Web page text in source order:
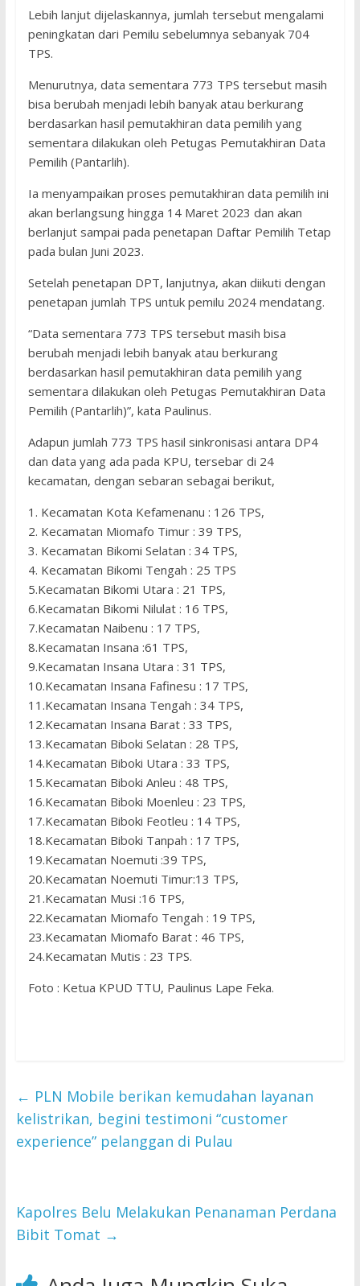
Lebih lanjut dijelaskannya, jumlah tersebut mengalami
peningkatan dari Pemilu sebelumnya sebanyak 704
TPS.
Menurutnya, data sementara 773 TPS tersebut masih
bisa berubah menjadi lebih banyak atau berkurang
berdasarkan hasil pemutakhiran data pemilih yang
sementara dilakukan oleh Petugas Pemutakhiran Data
Pemilih (Pantarlih).
Ia menyampaikan proses pemutakhiran data pemilih ini
akan berlangsung hingga 14 Maret 2023 dan akan
berlanjut sampai pada penetapan Daftar Pemilih Tetap
pada bulan Juni 2023.
Setelah penetapan DPT, lanjutnya, akan diikuti dengan
penetapan jumlah TPS untuk pemilu 2024 mendatang.
“Data sementara 773 TPS tersebut masih bisa
berubah menjadi lebih banyak atau berkurang
berdasarkan hasil pemutakhiran data pemilih yang
sementara dilakukan oleh Petugas Pemutakhiran Data
Pemilih (Pantarlih)”, kata Paulinus.
Adapun jumlah 773 TPS hasil sinkronisasi antara DP4
dan data yang ada pada KPU, tersebar di 24
kecamatan, dengan sebaran sebagai berikut,
1. Kecamatan Kota Kefamenanu : 126 TPS,
2. Kecamatan Miomafo Timur : 39 TPS,
3. Kecamatan Bikomi Selatan : 34 TPS,
4. Kecamatan Bikomi Tengah : 25 TPS
5.Kecamatan Bikomi Utara : 21 TPS,
6.Kecamatan Bikomi Nilulat : 16 TPS,
7.Kecamatan Naibenu : 17 TPS,
8.Kecamatan Insana :61 TPS,
9.Kecamatan Insana Utara : 31 TPS,
10.Kecamatan Insana Fafinesu : 17 TPS,
11.Kecamatan Insana Tengah : 34 TPS,
12.Kecamatan Insana Barat : 33 TPS,
13.Kecamatan Biboki Selatan : 28 TPS,
14.Kecamatan Biboki Utara : 33 TPS,
15.Kecamatan Biboki Anleu : 48 TPS,
16.Kecamatan Biboki Moenleu : 23 TPS,
17.Kecamatan Biboki Feotleu : 14 TPS,
18.Kecamatan Biboki Tanpah : 17 TPS,
19.Kecamatan Noemuti :39 TPS,
20.Kecamatan Noemuti Timur:13 TPS,
21.Kecamatan Musi :16 TPS,
22.Kecamatan Miomafo Tengah : 19 TPS,
23.Kecamatan Miomafo Barat : 46 TPS,
24.Kecamatan Mutis : 23 TPS.
Foto : Ketua KPUD TTU, Paulinus Lape Feka.
← PLN Mobile berikan kemudahan layanan
kelistrikan, begini testimoni “customer
experience” pelanggan di Pulau
Kapolres Belu Melakukan Penanaman Perdana
Bibit Tomat →